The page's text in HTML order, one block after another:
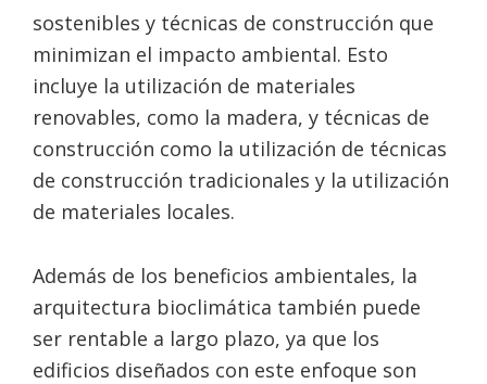
sostenibles y técnicas de construcción que
minimizan el impacto ambiental. Esto
incluye la utilización de materiales
renovables, como la madera, y técnicas de
construcción como la utilización de técnicas
de construcción tradicionales y la utilización
de materiales locales.
Además de los beneficios ambientales, la
arquitectura bioclimática también puede
ser rentable a largo plazo, ya que los
edificios diseñados con este enfoque son